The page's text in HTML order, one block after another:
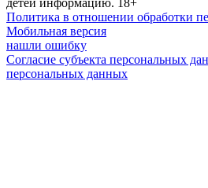
детей информацию. 18+
Политика в отношении обработки
Мобильная версия
нашли ошибку
Согласие субъекта персональных
персональных данных